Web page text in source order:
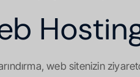
web sitenizin